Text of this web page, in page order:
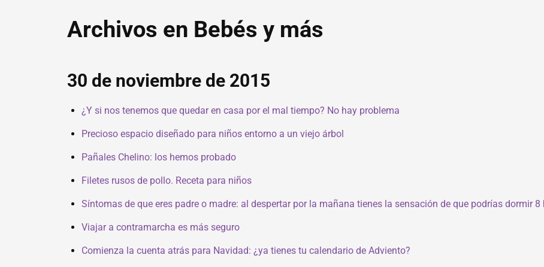
Archivos en Bebés y más
30 de noviembre de 2015
¿Y si nos tenemos que quedar en casa por el mal tiempo? No hay problema
Precioso espacio diseñado para niños entorno a un viejo árbol
Pañales Chelino: los hemos probado
Filetes rusos de pollo. Receta para niños
Síntomas de que eres padre o madre: al despertar por la mañana tienes la sensación de que podrías dormir 8
Viajar a contramarcha es más seguro
Comienza la cuenta atrás para Navidad: ¿ya tienes tu calendario de Adviento?